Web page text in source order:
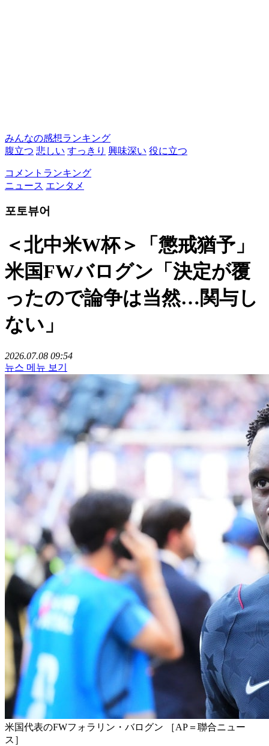
みんなの感想ランキング
腹立つ 悲しい すっきり 興味深い 役に立つ
コメントランキング
ニュース エンタメ
포토뷰어
＜北中米W杯＞「懲戒猶予」
米国FWバログン「決定が覆
ったので論争は当然…関与し
ない」
2026.07.08 09:54
뉴스 메뉴 보기
米国代表のFWフォラリン・バログン ［AP＝聯合ニュー
ス］